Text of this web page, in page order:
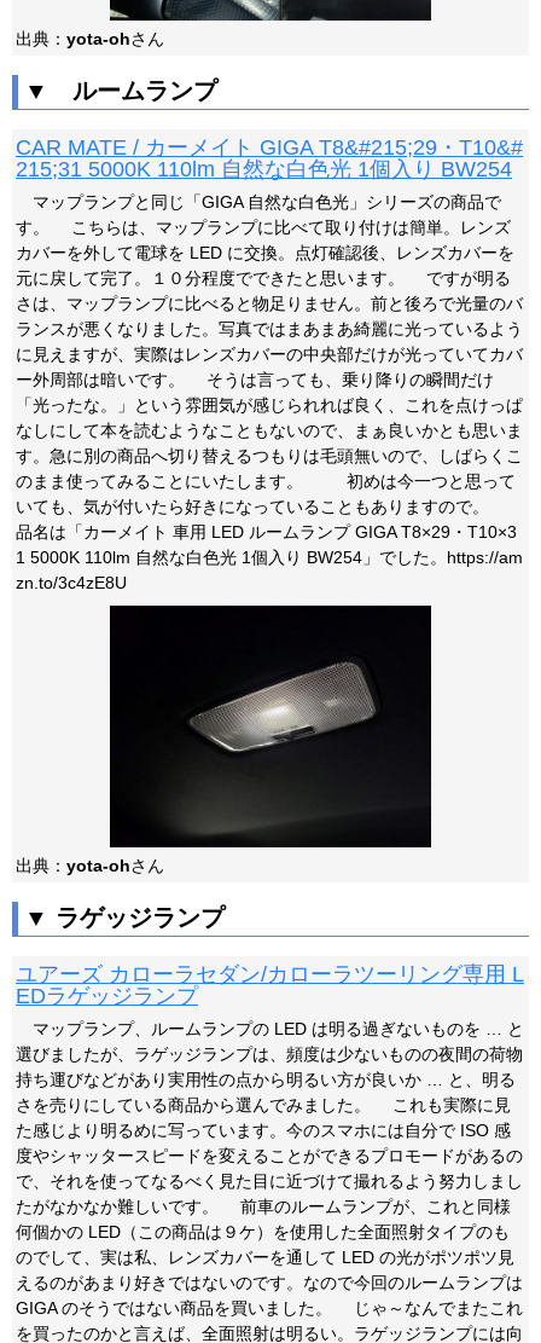
出典： yota-ohさん
▼ ルームランプ
CAR MATE / カーメイト GIGA T8&#215;29・T10&#
215;31 5000K 110lm 自然な白色光 1個入り BW254
マップランプと同じ「GIGA 自然な白色光」シリーズの商品で
す。 こちらは、マップランプに比べて取り付けは簡単。レンズ
カバーを外して電球を LED に交換。点灯確認後、レンズカバーを
元に戻して完了。１０分程度でできたと思います。 ですが明る
さは、マップランプに比べると物足りません。前と後ろで光量のバ
ランスが悪くなりました。写真ではまあまあ綺麗に光っているよう
に見えますが、実際はレンズカバーの中央部だけが光っていてカバ
ー外周部は暗いです。 そうは言っても、乗り降りの瞬間だけ
「光ったな。」という雰囲気が感じられれば良く、これを点けっぱ
なしにして本を読むようなこともないので、まぁ良いかとも思いま
す。急に別の商品へ切り替えるつもりは毛頭無いので、しばらくこ
のまま使ってみることにいたします。 初めは今一つと思って
いても、気が付いたら好きになっていることもありますので。
品名は「カーメイト 車用 LED ルームランプ GIGA T8×29・T10×3
1 5000K 110lm 自然な白色光 1個入り BW254」でした。https://am
zn.to/3c4zE8U
出典： yota-ohさん
▼ ラゲッジランプ
ユアーズ カローラセダン/カローラツーリング専用 L
EDラゲッジランプ
マップランプ、ルームランプの LED は明る過ぎないものを … と
選びましたが、ラゲッジランプは、頻度は少ないものの夜間の荷物
持ち運びなどがあり実用性の点から明るい方が良いか … と、明る
さを売りにしている商品から選んでみました。 これも実際に見
た感じより明るめに写っています。今のスマホには自分で ISO 感
度やシャッタースピードを変えることができるプロモードがあるの
で、それを使ってなるべく見た目に近づけて撮れるよう努力しまし
たがなかなか難しいです。 前車のルームランプが、これと同様
何個かの LED（この商品は９ケ）を使用した全面照射タイプのも
のでして、実は私、レンズカバーを通して LED の光がポツポツ見
えるのがあまり好きではないのです。なので今回のルームランプは
GIGA のそうではない商品を買いました。 じゃ～なんでまたこれ
を買ったのかと言えば、全面照射は明るい。ラゲッジランプには向